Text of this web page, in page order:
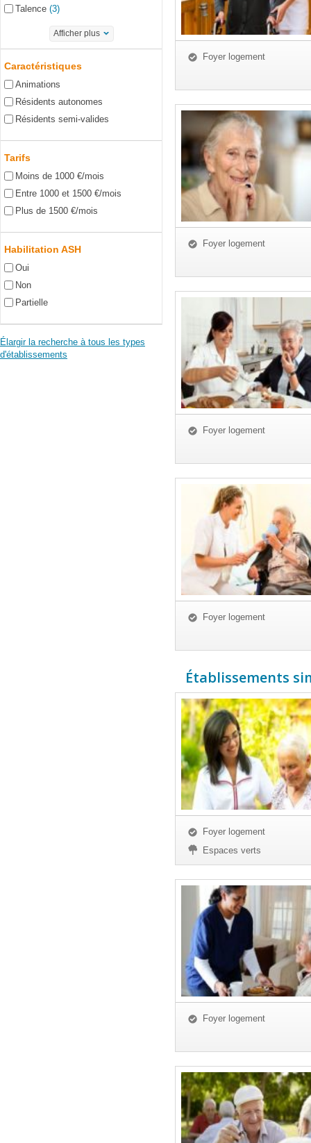
Talence (3)
Afficher plus
Caractéristiques
Animations
Résidents autonomes
Résidents semi-valides
Tarifs
Moins de 1000 €/mois
Entre 1000 et 1500 €/mois
Plus de 1500 €/mois
Habilitation ASH
Oui
Non
Partielle
Élargir la recherche à tous les types
d'établissements
Foyer logement
Foyer logement
Foyer logement
Foyer logement
Établissements
Foyer logement
Espaces verts
Foyer logement